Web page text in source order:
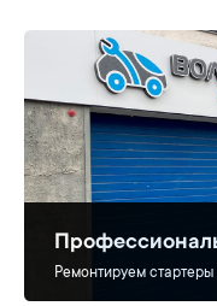
Ремонтируем